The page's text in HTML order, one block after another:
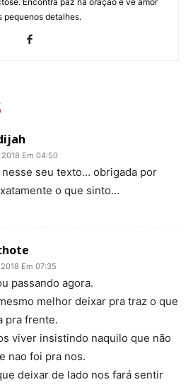
pequenos detalhes.
Em 04:50
nesse seu texto… obrigada por
o que sinto…
Em 07:35
passando agora.
melhor deixar pra traz o que
pra frente.
viver insistindo naquilo que não
nao foi pra nos.
deixar de lado nos fará sentir